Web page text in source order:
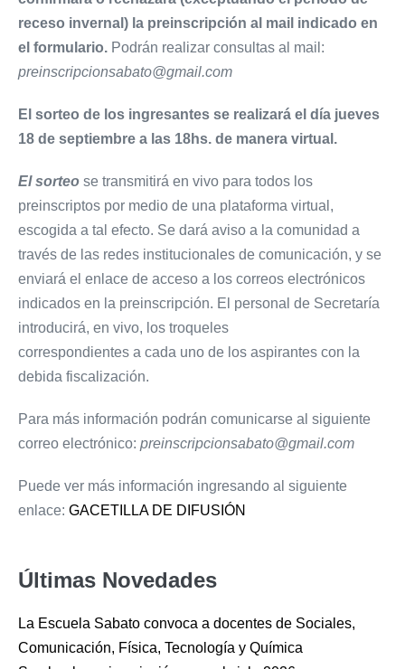
receso invernal) la preinscripción al mail indicado en
el formulario. Podrán realizar consultas al mail:
preinscripcionsabato@gmail.com
El sorteo de los ingresantes se realizará el día jueves
18 de septiembre a las 18hs. de manera virtual.
El sorteo se transmitirá en vivo para todos los
preinscriptos por medio de una plataforma virtual,
escogida a tal efecto. Se dará aviso a la comunidad a
través de las redes institucionales de comunicación, y se
enviará el enlace de acceso a los correos electrónicos
indicados en la preinscripción. El personal de Secretaría
introducirá, en vivo, los troqueles
correspondientes a cada uno de los aspirantes con la
debida fiscalización.
Para más información podrán comunicarse al siguiente
correo electrónico: preinscripcionsabato@gmail.com
Puede ver más información ingresando al siguiente
enlace: GACETILLA DE DIFUSIÓN
Últimas Novedades
La Escuela Sabato convoca a docentes de Sociales,
Comunicación, Física, Tecnología y Química